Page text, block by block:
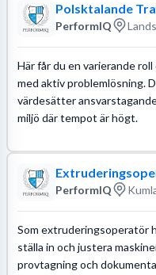
Polsktalande
PerformIQ
Här får du en varierande
med aktiv problemlösning.
värdesätter
miljö där tempot är högt.
PerformIQ
Som extruderingsoperatör
ställa in och justera
provtagning och